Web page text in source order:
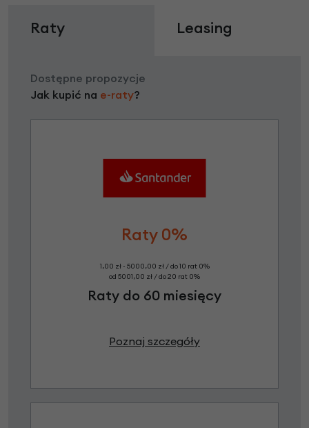
Raty Leasing
Dostępne propozycje
Jak kupić na e-raty?
Raty 0%
1,00 zł - 5000,00 zł / do 10 rat 0%
od 5001,00 zł / do 20 rat 0%
Raty do 60 miesięcy
Poznaj szczegóły